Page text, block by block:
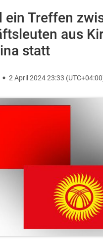
ein Treffen
aus
statt
2 April 2024 23:33